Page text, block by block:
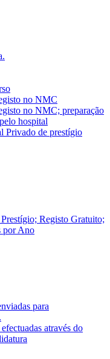
no NMC
no NMC; preparação
hospital
Privado de prestígio
Registo Gratuito;
por Ano
para
através do